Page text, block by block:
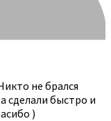
не брался
сделали быстро и
)